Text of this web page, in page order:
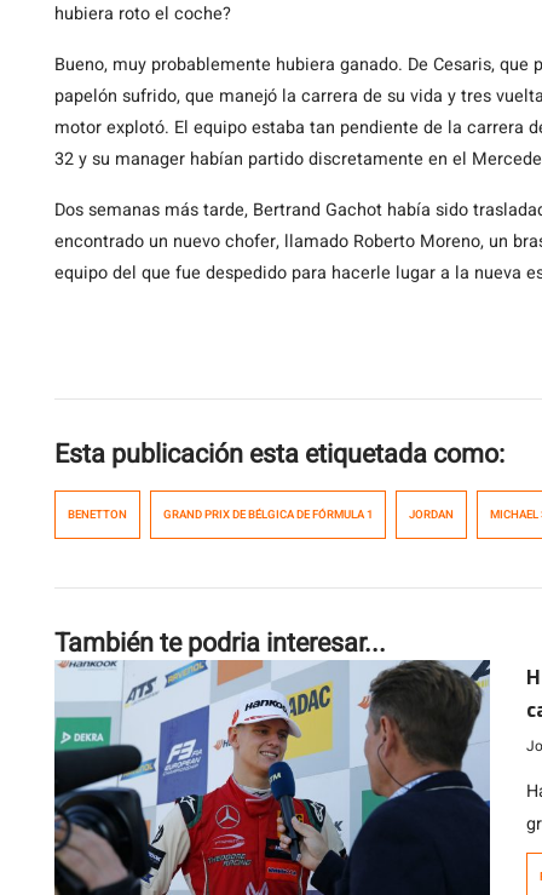
hubiera roto el coche?
Bueno, muy probablemente hubiera ganado. De Cesaris,
papelón sufrido, que manejó la carrera de su vida y tres
motor explotó. El equipo estaba tan pendiente de la carrera
32 y su manager habían partido discretamente en el
Dos semanas más tarde, Bertrand Gachot había sido
encontrado un nuevo chofer, llamado Roberto Moreno, un
equipo del que fue despedido para hacerle lugar a la nueva
Esta publicación esta etiquetada como:
BENETTON GRAND PRIX DE BÉLGICA DE FÓRMULA 1 JORDAN MICHAEL
También te podria interesar...